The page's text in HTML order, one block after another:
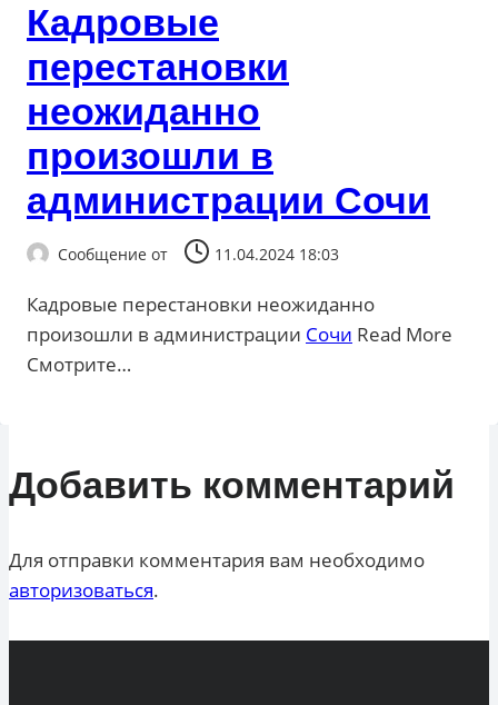
Кадровые
перестановки
неожиданно
произошли в
администрации Сочи
Сообщение от 11.04.2024 18:03
Кадровые перестановки неожиданно
произошли в администрации Сочи ​Read More
Смотрите…
Добавить комментарий
Для отправки комментария вам необходимо
авторизоваться.